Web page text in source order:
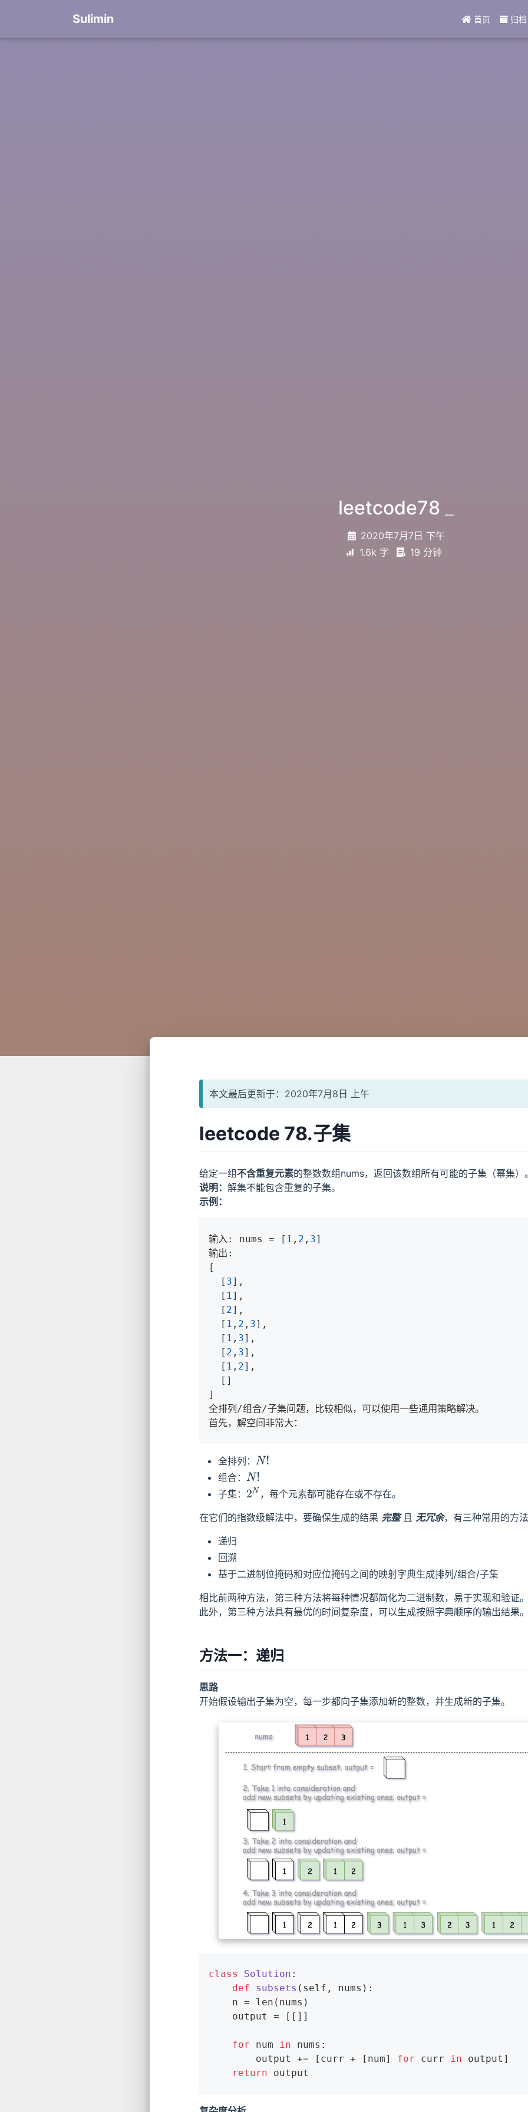
Sulimin 首页 归档
leetcode78
2020年7月7日 下午
1.6k 字
19 分钟
本文最后更新于：2020年7月8日 上午
leetcode 78.子集
给定一组不含重复元素的整数数组nums，返回该数组所有可能的子集（幂集）
说明： 解集不能包含重复的子集。
示例：
输入: nums = [ 1 , 2 , 3]
输出:
[
  [
3],
[ 1 ],
[ 2],
[ 1 , 2 , 3],
[ 1 , 3],
[ 2 , 3],
[ 1 , 2],
[]
]
全排列/组合/子集问题，比较相似，可以使用一些通用策略解决。
首先，解空间非常大：
全排列： N!
组合： N!
子集： 2N ，每个元素都可能存在或不存在。
在它们的指数级解法中，要确保生成的结果 完整且 无冗余，有三种常用的方
递归
回溯
基于二进制位掩码和对应位掩码之间的映射字典生成排列/组合/子集
相比前两种方法，第三种方法将每种情况都简化为二进制数，易于实现和验证
此外，第三种方法具有最优的时间复杂度，可以生成按照字典顺序的输出结果
方法一：递归
思路
开始假设输出子集为空，每一步都向子集添加新的整数，并生成新的子集。
class Solution :
def
subsets (self, nums) :
for num in nums:
		output += [curr + [num]
for curr in output]
return output